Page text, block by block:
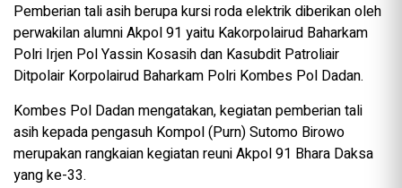
Pemberian tali asih berupa kursi roda elektrik diberikan oleh
perwakilan alumni Akpol 91 yaitu Kakorpolairud Baharkam
Polri Irjen Pol Yassin Kosasih dan Kasubdit Patroliair
Ditpolair Korpolairud Baharkam Polri Kombes Pol Dadan.
Kombes Pol Dadan mengatakan, kegiatan pemberian tali
asih kepada pengasuh Kompol (Purn) Sutomo Birowo
merupakan rangkaian kegiatan reuni Akpol 91 Bhara Daksa
yang ke-33.